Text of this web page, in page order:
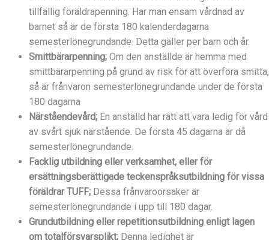
tillfällig föräldrapenning. Har man ensam vårdnad av
barnet så är de första 180 kalenderdagarna
semesterlönegrundande. Detta gäller per barn och år.
Smittbärarpenning; Om den anställde är hemma med
smittbärarpenning på grund av risk för att överföra smitta,
så är frånvaron semesterlönegrundande under de första
180 dagarna
Närståendevård; En anställd har rätt att vara ledig för vård
av svårt sjuk närstående. De första 45 dagarna är då
semesterlönegrundande.
Facklig utbildning eller verksamhet, eller för
ersättningsberättigade teckenspråksutbildning för vissa
föräldrar TUFF; Dessa frånvaroorsaker är
semesterlönegrundande i upp till 180 dagar.
Grundutbildning eller repetitionsutbildning enligt lagen
om totalförsvarsplikt; Denna ledighet är